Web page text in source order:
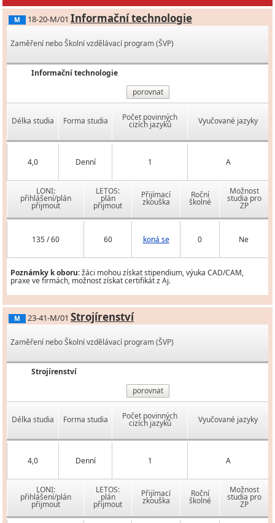
M 18-20-M/01 Informační technologie
Zaměření nebo Školní vzdělávací program (ŠVP)
Informační technologie
porovnat
Délka studia Forma studia Počet povinných
cizích jazyků Vyučované jazyky
4,0 Denní 1 A
LONI:
přihlášení/plán
přijmout
LETOS:
plán
přijmout
Přijímací
zkouška
Roční
školné
Možnost
studia pro
ZP
135 / 60 60 koná se 0 Ne
Poznámky k oboru:žáci mohou získat stipendium, výuka CAD/CAM,
praxe ve firmách, možnost získat certifikát z Aj.
M 23-41-M/01 Strojírenství
Zaměření nebo Školní vzdělávací program (ŠVP)
Strojírenství
porovnat
Délka studia Forma studia Počet povinných
cizích jazyků Vyučované jazyky
4,0 Denní 1 A
LONI:
přihlášení/plán
přijmout
LETOS:
plán
přijmout
Přijímací
zkouška
Roční
školné
Možnost
studia pro
ZP